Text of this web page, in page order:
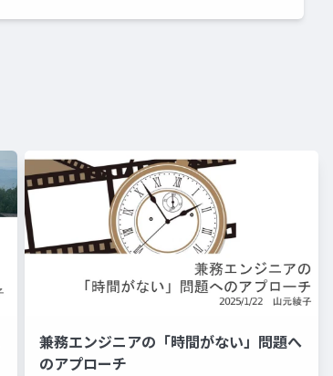
兼務エンジニアの「時間がない」問題へ
のアプローチ